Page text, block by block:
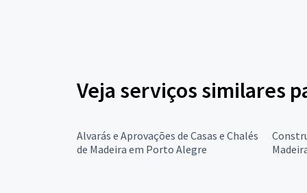
Veja serviços similares
Alvarás e Aprovações de Casas e Chalés
de Madeira em Porto Alegre